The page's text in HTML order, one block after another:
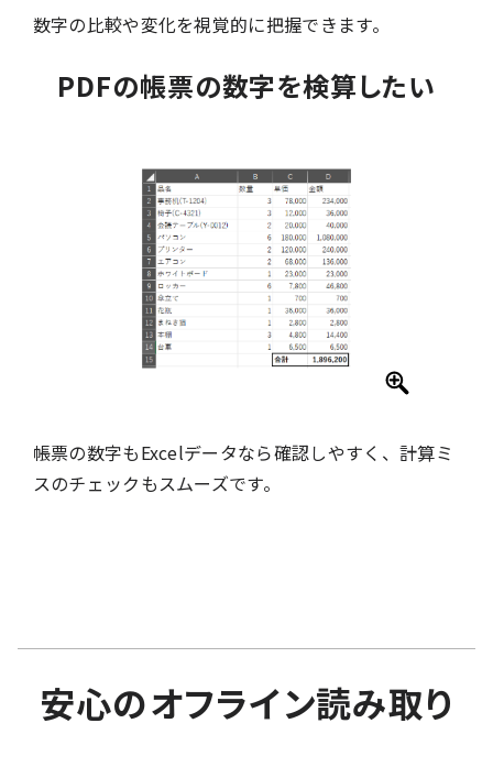
数字の比較や変化を視覚的に把握できます。
PDFの帳票の数字を検算したい
帳票の数字もExcelデータなら確認しやすく、計算ミ
スのチェックもスムーズです。
安心のオフライン読み取り